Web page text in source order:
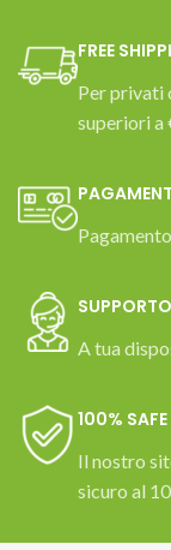
FREE
Per privati
superiori a
SUPPORTO
A tua
100% SAFE
Il nostro
sicuro al